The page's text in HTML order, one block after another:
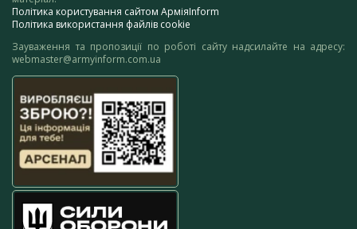
Політика користування сайтом АрміяInform
Політика використання файлів cookie
Зауваження та пропозиції по роботі сайту надсилайте на адресу:
webmaster@armyinform.com.ua